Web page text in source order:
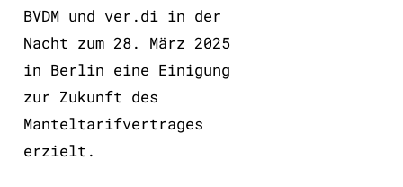
BVDM und ver.di in der
Nacht zum 28. März 2025
in Berlin eine Einigung
zur Zukunft des
Manteltarifvertrages
erzielt.